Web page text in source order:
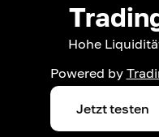
Hohe
Powered by
Jetzt testen